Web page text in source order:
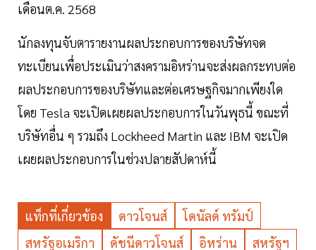
เดือนต.ค. 2568
นักลงทุนจับตารายงานผลประกอบการของบริษัทจด
ทะเบียนเพื่อประเมินว่าสงครามอิหร่านจะส่งผลกระทบต่อ
ผลประกอบการของบริษัทและต่อเศรษฐกิจมากเพียงใด
โดย Tesla จะเปิดเผยผลประกอบการในวันพุธนี้ ขณะที่
บริษัทอื่น ๆ รวมถึง Lockheed Martin และ IBM จะเปิด
เผยผลประกอบการในช่วงปลายสัปดาห์นี้
แท็กที่เกี่ยวข้อง ดาวโจนส์
โดนัลด์ ทรัมป์
สหรัฐอเมริกา
ดัชนีดาวโจนส์ อิหร่าน
สหรัฐฯ